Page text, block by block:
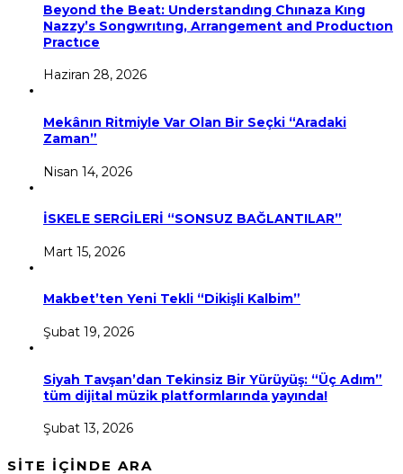
Beyond the Beat: Understandıng Chınaza Kıng
Nazzy’s Songwrıtıng, Arrangement and Productıon
Practıce
Haziran 28, 2026
Mekânın Ritmiyle Var Olan Bir Seçki “Aradaki
Zaman”
Nisan 14, 2026
İSKELE SERGİLERİ “SONSUZ BAĞLANTILAR”
Mart 15, 2026
Makbet’ten Yeni Tekli “Dikişli Kalbim”
Şubat 19, 2026
Siyah Tavşan’dan Tekinsiz Bir Yürüyüş: “Üç Adım”
tüm dijital müzik platformlarında yayında!
Şubat 13, 2026
SİTE İÇİNDE ARA